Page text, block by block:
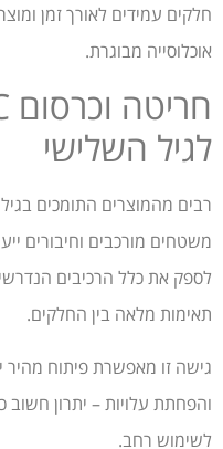
חלקים עמידים לאורך זמן
אוכלוסייה מבוגרת.
לגיל השלישי
רבים מהמוצרים התומכים
משטחים מורכבים וחיבורים
לספק את כלל הרכיבים
תאימות מלאה בין החלקים.
גישה זו מאפשרת פיתוח מהיר
והפחתת עלויות – יתרון
לשימוש רחב.